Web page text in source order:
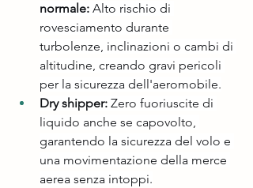
normale: Alto rischio di
rovesciamento durante
turbolenze, inclinazioni o cambi di
altitudine, creando gravi pericoli
per la sicurezza dell'aeromobile.
Dry shipper: Zero fuoriuscite di
liquido anche se capovolto,
garantendo la sicurezza del volo e
una movimentazione della merce
aerea senza intoppi.